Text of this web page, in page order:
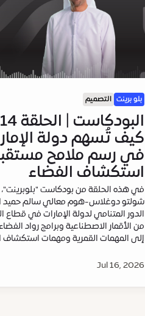
بلو برينت التصميم
كيف تُسهم دولة
في رسم ملامح
استكشاف الفضاء
في هذه الحلقة من بودكاست "بلوبرينت"،
شولتو دوغلاس-هوم معالي سالم حميد
الدور المتنامي لدولة الإمارات في قطاع
من الأقمار الاصطناعية وبرامج رواد
إلى المهمات القمرية ومهمات استكشاف
Jul 16, 2026